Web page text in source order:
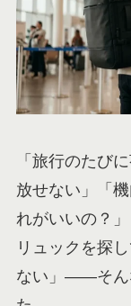
「旅行のたび
放せない」「
れがいいの？
リュックを探
ない」——そん